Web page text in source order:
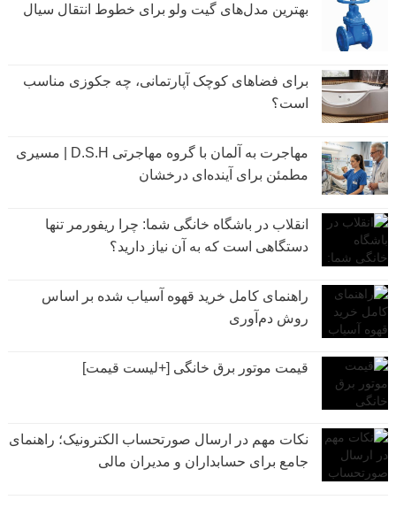
بهترین مدل‌های گیت ولو برای خطوط انتقال سیال
برای فضاهای کوچک آپارتمانی، چه جکوزی مناسب
است؟
مهاجرت به آلمان با گروه مهاجرتی D.S.H | مسیری
مطمئن برای آینده‌ای درخشان
انقلاب در باشگاه خانگی شما: چرا ریفورمر تنها
دستگاهی است که به آن نیاز دارید؟
راهنمای کامل خرید قهوه آسیاب شده بر اساس
روش دم‌آوری
قیمت موتور برق خانگی [+لیست قیمت]
نکات مهم در ارسال صورتحساب الکترونیک؛ راهنمای
جامع برای حسابداران و مدیران مالی